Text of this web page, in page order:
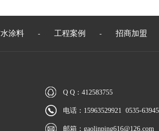
涂料 - 工程案例 - 招商加盟
Q Q：412583755
电话：15963529921 0535-
邮箱： gaolinping616@126.com